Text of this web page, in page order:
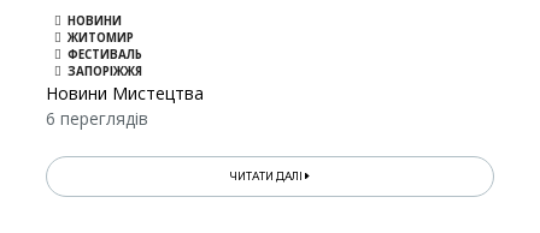
НОВИНИ
ЖИТОМИР
ФЕСТИВАЛЬ
ЗАПОРІЖЖЯ
Новини Мистецтва
6 переглядів
ЧИТАТИ ДАЛІ